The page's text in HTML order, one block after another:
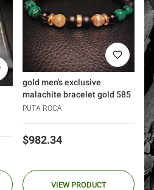
gold men's exclusive
malachite bracelet gold 585
PUTA ROCA
Price
$982.34
VIEW PRODUCT